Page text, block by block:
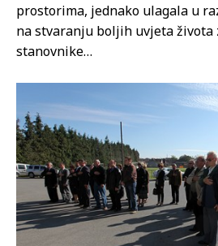
prostorima, jednako ulagala u
na stvaranju boljih uvjeta života
stanovnike…